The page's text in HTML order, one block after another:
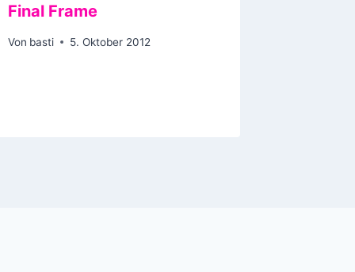
Final Frame
Von basti 5. Oktober 2012